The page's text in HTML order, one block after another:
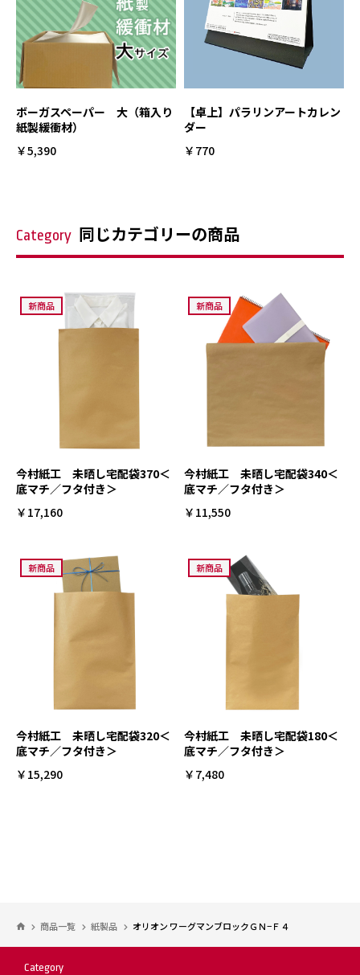
ボーガスペーパー 大（箱入り
紙製緩衝材）
￥5,390
【卓上】パラリンアートカレン
ダー
￥770
Category 同じカテゴリーの商品
新商品
今村紙工 未晒し宅配袋370＜
底マチ／フタ付き＞
￥17,160
新商品
今村紙工 未晒し宅配袋340＜
底マチ／フタ付き＞
￥11,550
新商品
今村紙工 未晒し宅配袋320＜
底マチ／フタ付き＞
￥15,290
新商品
今村紙工 未晒し宅配袋180＜
底マチ／フタ付き＞
￥7,480
商品一覧 紙製品 オリオン ワーグマンブロックＧＮ−Ｆ４
Category